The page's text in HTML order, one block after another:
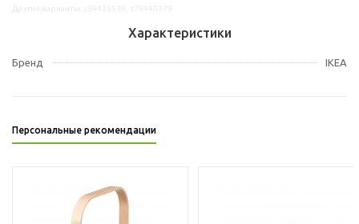
Характеристики
Бренд IKEA
Персональные рекомендации